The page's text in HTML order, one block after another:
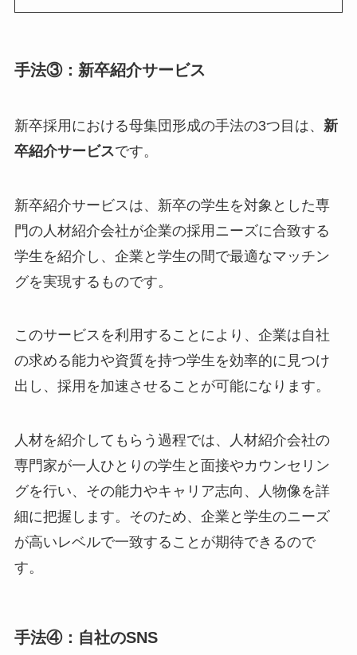
手法③：新卒紹介サービス
新卒採用における母集団形成の手法の3つ目は、 新
卒紹介サービスです。
新卒紹介サービスは、新卒の学生を対象とした専
門の人材紹介会社が企業の採用ニーズに合致する
学生を紹介し、企業と学生の間で最適なマッチン
グを実現するものです。
このサービスを利用することにより、企業は自社
の求める能力や資質を持つ学生を効率的に見つけ
出し、採用を加速させることが可能になります。
人材を紹介してもらう過程では、人材紹介会社の
専門家が一人ひとりの学生と面接やカウンセリン
グを行い、その能力やキャリア志向、人物像を詳
細に把握します。そのため、企業と学生のニーズ
が高いレベルで一致することが期待できるので
す。
手法④：自社のSNS